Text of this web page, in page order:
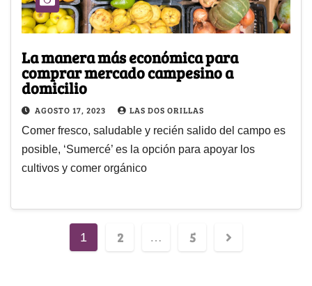
La manera más económica para
comprar mercado campesino a
domicilio
AGOSTO 17, 2023 LAS DOS ORILLAS
Comer fresco, saludable y recién salido del campo es
posible, ‘Sumercé’ es la opción para apoyar los
cultivos y comer orgánico
1 2 … 5